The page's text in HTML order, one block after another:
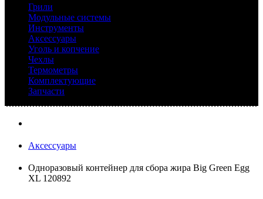
Грили
Модульные системы
Инструменты
Аксессуары
Уголь и копчение
Чехлы
Термометры
Комплектующие
Запчасти
Аксессуары
Одноразовый контейнер для сбора жира Big Green Egg
XL 120892